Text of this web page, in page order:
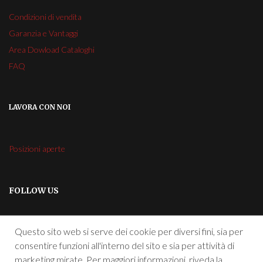
Questo sito web si serve dei cookie per diversi fini, sia per
consentire funzioni all'interno del sito e sia per attività di
marketing mirate. Per maggiori informazioni, riveda la
Condizioni di vendita
Garanzia e Vantaggi
Area Dowload Cataloghi
FAQ
LAVORA CON NOI
Posizioni aperte
FOLLOW US